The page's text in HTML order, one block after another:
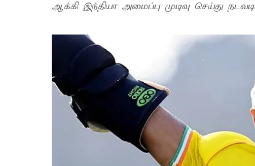
ஆக்கி இந்தியா அமைப்பு முடிவு செய்து